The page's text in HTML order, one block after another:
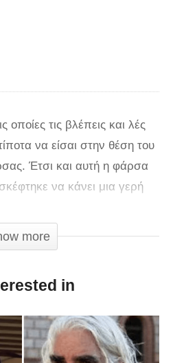
οποίες τις βλέπεις και λές
να είσαι στην θέση του
Έτσι και αυτή η φάρσα
να κάνει μια γερή
να μιλήσουν ένα πρωί όπως
και να φέρει έναν φίλο του
να φανεί το μαλλί της
more
in